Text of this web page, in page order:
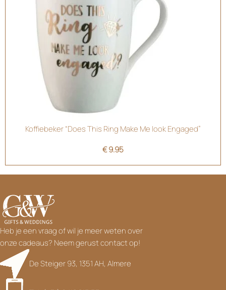
Koffiebeker “Does This Ring Make Me look Engaged”
€9.95
✓Vanaf €75,-
✓Online Betalen
Veilig met alle banken ✓ Voor elke bijzondere
gelegenheid